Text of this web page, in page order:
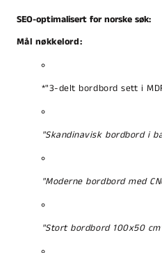
SEO-optimalisert for norske søk:
Mål nøkkelord:
*"3-delt bordbord sett i
"Skandinavisk bordbord i
"Moderne bordbord med
"Stort bordbord 100x50